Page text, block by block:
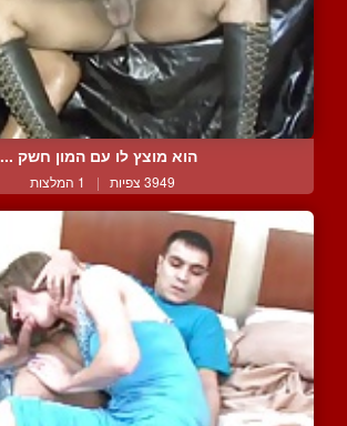
הוא מוצץ לו עם המון חשק ...
3949 צפיות | 1 המלצות